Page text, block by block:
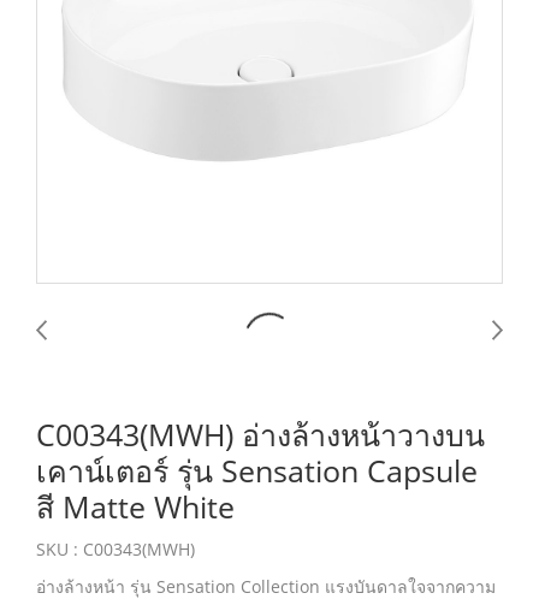
C00343(MWH) อ่างล้างหน้าวางบน
เคาน์เตอร์ รุ่น Sensation Capsule
สี Matte White
SKU : C00343(MWH)
อ่างล้างหน้า รุ่น Sensation Collection แรงบันดาลใจจากความ